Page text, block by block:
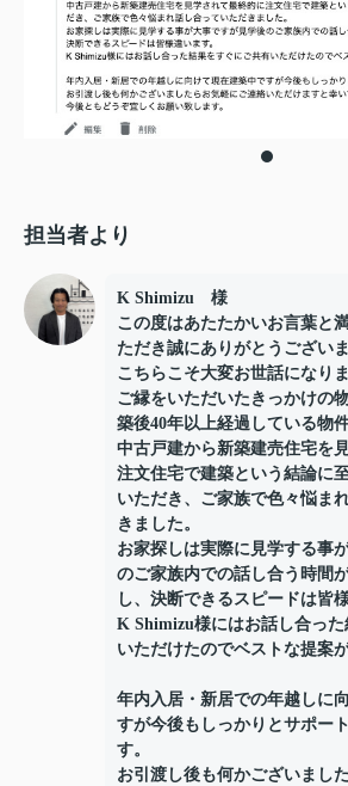
担当者より
K Shimizu 様
この度はあたたかいお言葉と
ただき誠にありがとうございま
こちらこそ大変お世話になり
ご縁をいただいたきっかけの
築後40年以上経過している物件
中古戸建から新築建売住宅を
注文住宅で建築という結論に
いただき、ご家族で色々悩ま
きました。
お家探しは実際に見学する事
のご家族内での話し合う時間
し、決断できるスピードは皆
K Shimizu様にはお話し合っ
いただけたのでベストな提案
年内入居・新居での年越しに
すが今後もしっかりとサポー
す。
お引渡し後も何かございまし